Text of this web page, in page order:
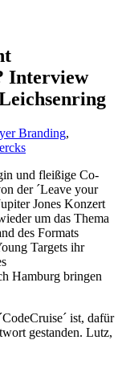
Interview
Branding,
und fleißige Co-
der ´Leave your
Jones Konzert
um das Thema
des Formats
Targets ihr
Hamburg bringen
ist, dafür
gestanden. Lutz,